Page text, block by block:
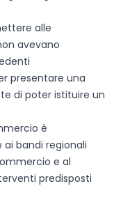
alle
avevano
presentare una
di poter istituire un
è
bandi regionali
e al
predisposti